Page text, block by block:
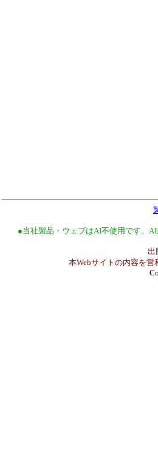
●当社製品・ウェブはAI不使用です。
出
本Webサイトの内容を